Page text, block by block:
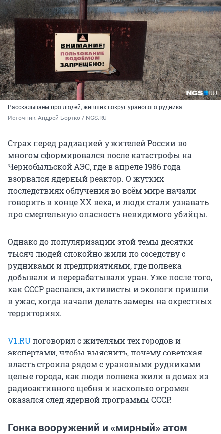
Рассказываем про людей, живших вокруг уранового рудника
Источник: Андрей Бортко / NGS.RU
Страх перед радиацией у жителей России во
многом сформировался после катастрофы на
Чернобыльской АЭС, где в апреле 1986 года
взорвался ядерный реактор. О жутких
последствиях облучения во всём мире начали
говорить в конце XX века, и люди стали узнавать
про смертельную опасность невидимого убийцы.
Однако до популяризации этой темы десятки
тысяч людей спокойно жили по соседству с
рудниками и предприятиями, где полвека
добывали и перерабатывали уран. Уже после того,
как СССР распался, активисты и экологи пришли
в ужас, когда начали делать замеры на окрестных
территориях.
V1.RUпоговорил с жителями тех городов и
экспертами, чтобы выяснить, почему советская
власть строила рядом с урановыми рудниками
целые города, как люди полвека жили в домах из
радиоактивного щебня и насколько огромен
оказался след ядерной программы СССР.
Гонка вооружений и «мирный» атом